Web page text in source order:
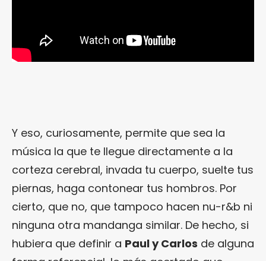
Y eso, curiosamente, permite que sea la
música la que te llegue directamente a la
corteza cerebral, invada tu cuerpo, suelte tus
piernas, haga contonear tus hombros. Por
cierto, que no, que tampoco hacen nu-r&b ni
ninguna otra mandanga similar. De hecho, si
hubiera que definir a Paul y Carlos de alguna